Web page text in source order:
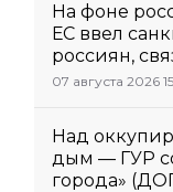
На фоне
ЕС ввел
россиян,
07 августа 2026
Над
дым — ГУР
города»